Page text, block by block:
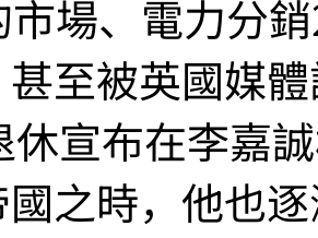
場、電力分
甚至被英國媒
休宣布在李嘉
之時，他也